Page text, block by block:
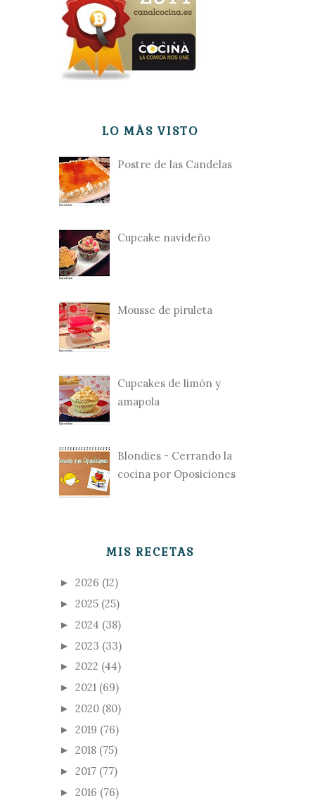
LO MÁS VISTO
Postre de las Candelas
Cupcake navideño
Mousse de piruleta
Cupcakes de limón y
amapola
Blondies - Cerrando la
cocina por Oposiciones
MIS RECETAS
► 2026 (12)
► 2025 (25)
► 2024 (38)
► 2023 (33)
► 2022 (44)
► 2021 (69)
► 2020 (80)
► 2019 (76)
► 2018 (75)
► 2017 (77)
► 2016 (76)